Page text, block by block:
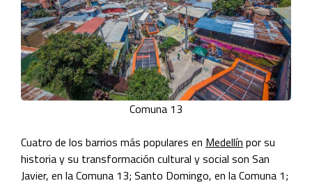
Comuna 13
Cuatro de los barrios más populares en Medellín por su
historia y su transformación cultural y social son San
Javier, en la Comuna 13; Santo Domingo, en la Comuna 1;